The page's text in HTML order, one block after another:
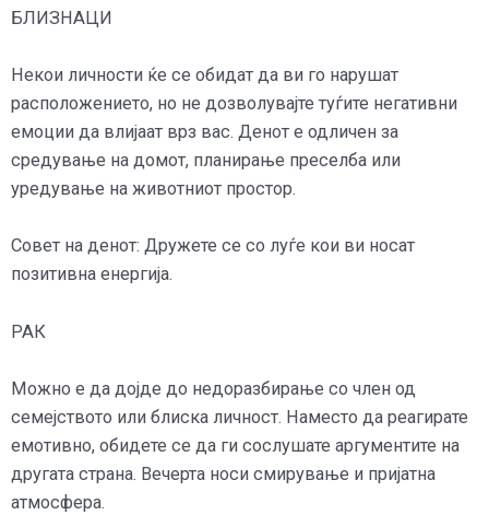
БЛИЗНАЦИ
Некои личности ќе се обидат да ви го нарушат
расположението, но не дозволувајте туѓите негативни
емоции да влијаат врз вас. Денот е одличен за
средување на домот, планирање преселба или
уредување на животниот простор.
Совет на денот: Дружете се со луѓе кои ви носат
позитивна енергија.
РАК
Можно е да дојде до недоразбирање со член од
семејството или блиска личност. Наместо да реагирате
емотивно, обидете се да ги сослушате аргументите на
другата страна. Вечерта носи смирување и пријатна
атмосфера.